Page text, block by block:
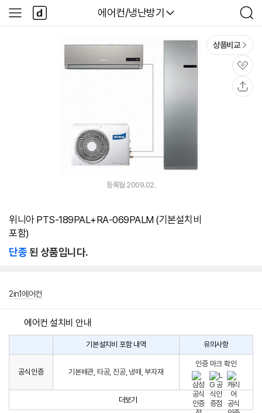
다나와
에어컨/냉난방기
검
색
사
이
다
나
와
상품비교
관
심
등록월 2009.02.
위니아 PTS-189PAL+RA-069PALM (기본설치비
포함)
단종된 상품입니다.
2in1에어컨
에어컨 설치비 안내
구
시
컨
설
기본설치비 포함 내역 유의사항
공식인증 기본배관, 타공, 진공, 냉매, 부자재
인증 마크 확인
더보기